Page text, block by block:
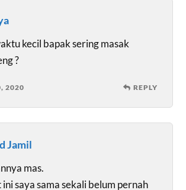
kecil bapak sering masak
?
2020 REPLY
Jamil
mas.
ini saya sama sekali belum pernah